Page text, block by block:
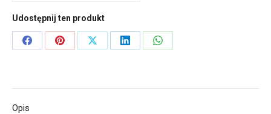
Udostępnij ten produkt
Share
Share
Share
Share
Share
Opis